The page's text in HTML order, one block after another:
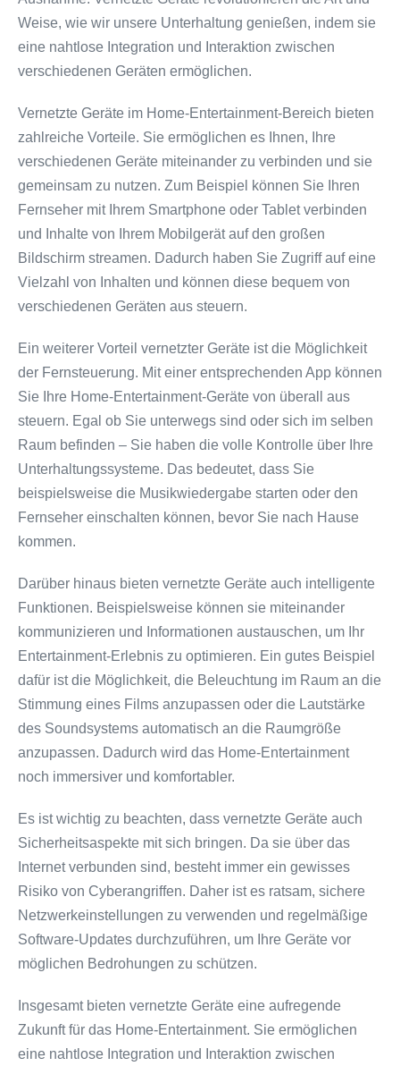
Weise, wie wir unsere Unterhaltung genießen, indem sie
eine nahtlose Integration und Interaktion zwischen
verschiedenen Geräten ermöglichen.
Vernetzte Geräte im Home-Entertainment-Bereich bieten
zahlreiche Vorteile. Sie ermöglichen es Ihnen, Ihre
verschiedenen Geräte miteinander zu verbinden und sie
gemeinsam zu nutzen. Zum Beispiel können Sie Ihren
Fernseher mit Ihrem Smartphone oder Tablet verbinden
und Inhalte von Ihrem Mobilgerät auf den großen
Bildschirm streamen. Dadurch haben Sie Zugriff auf eine
Vielzahl von Inhalten und können diese bequem von
verschiedenen Geräten aus steuern.
Ein weiterer Vorteil vernetzter Geräte ist die Möglichkeit
der Fernsteuerung. Mit einer entsprechenden App können
Sie Ihre Home-Entertainment-Geräte von überall aus
steuern. Egal ob Sie unterwegs sind oder sich im selben
Raum befinden – Sie haben die volle Kontrolle über Ihre
Unterhaltungssysteme. Das bedeutet, dass Sie
beispielsweise die Musikwiedergabe starten oder den
Fernseher einschalten können, bevor Sie nach Hause
kommen.
Darüber hinaus bieten vernetzte Geräte auch intelligente
Funktionen. Beispielsweise können sie miteinander
kommunizieren und Informationen austauschen, um Ihr
Entertainment-Erlebnis zu optimieren. Ein gutes Beispiel
dafür ist die Möglichkeit, die Beleuchtung im Raum an die
Stimmung eines Films anzupassen oder die Lautstärke
des Soundsystems automatisch an die Raumgröße
anzupassen. Dadurch wird das Home-Entertainment
noch immersiver und komfortabler.
Es ist wichtig zu beachten, dass vernetzte Geräte auch
Sicherheitsaspekte mit sich bringen. Da sie über das
Internet verbunden sind, besteht immer ein gewisses
Risiko von Cyberangriffen. Daher ist es ratsam, sichere
Netzwerkeinstellungen zu verwenden und regelmäßige
Software-Updates durchzuführen, um Ihre Geräte vor
möglichen Bedrohungen zu schützen.
Insgesamt bieten vernetzte Geräte eine aufregende
Zukunft für das Home-Entertainment. Sie ermöglichen
eine nahtlose Integration und Interaktion zwischen